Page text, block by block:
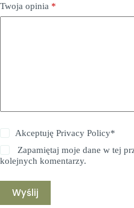
Twoja opinia *
AkceptujęPrivacy Policy*
Zapamiętaj moje dane w tej
kolejnych komentarzy.
Wyślij